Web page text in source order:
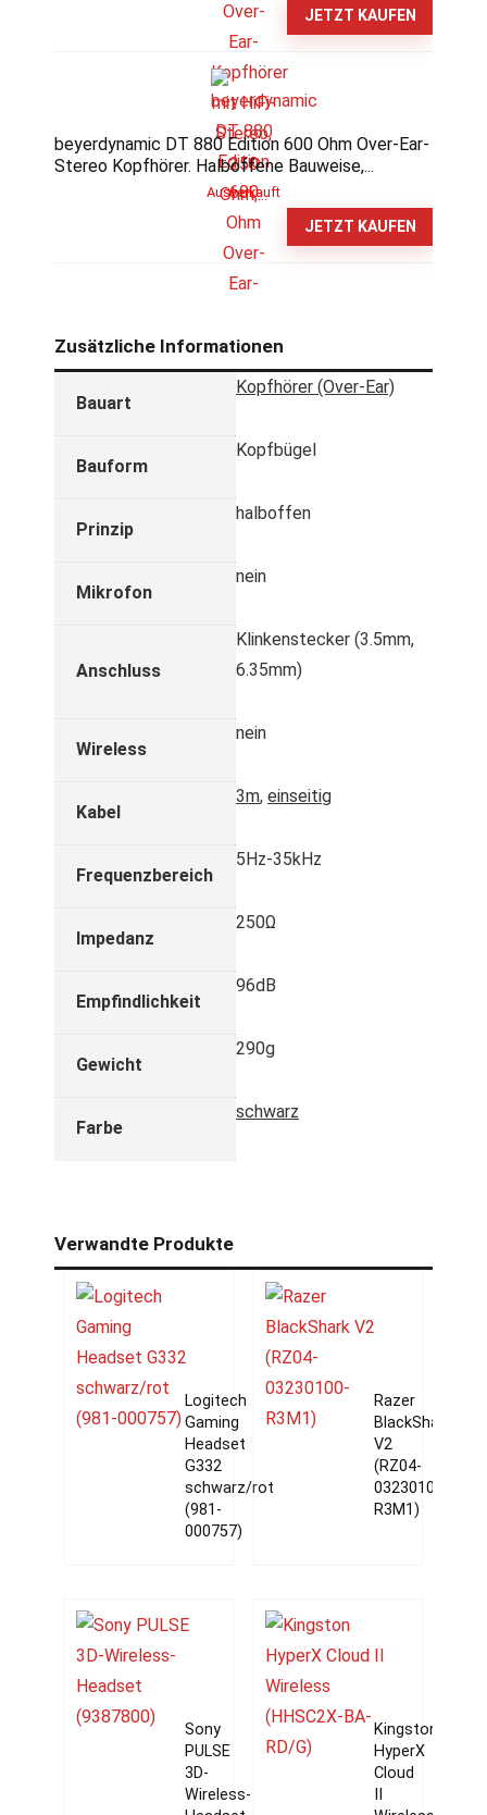
JETZT KAUFEN
beyerdynamic DT 880 Edition 600 Ohm Over-Ear-
Stereo Kopfhörer. Halboffene Bauweise,...
Ausverkauft
JETZT KAUFEN
Zusätzliche Informationen
Bauart
Kopfhörer (Over-Ear)
Bauform
Kopfbügel
Prinzip
halboffen
Mikrofon
nein
Anschluss
Klinkenstecker (3.5mm,
6.35mm)
Wireless
nein
Kabel
3m, einseitig
Frequenzbereich
5Hz-35kHz
Impedanz
250Ω
Empfindlichkeit
96dB
Gewicht
290g
Farbe
schwarz
Verwandte Produkte
Logitech
Gaming
Headset
G332
schwarz/rot
(981-
000757)
Razer
BlackShark
V2
(RZ04-
03230100-
R3M1)
Sony
PULSE
3D-
Wireless-
Kingston
HyperX
Cloud